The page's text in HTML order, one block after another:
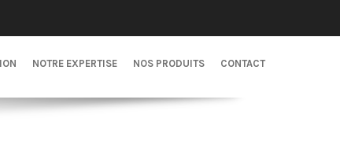
NOTRE EXPERTISE NOS PRODUITS CONTACT